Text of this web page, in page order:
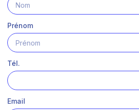
Prénom
Tél.
Email